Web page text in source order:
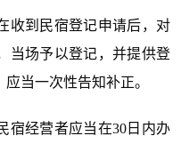
到民宿登记申请后，对
当场予以登记，并提供登
当一次性告知补正。
经营者应当在30日内办